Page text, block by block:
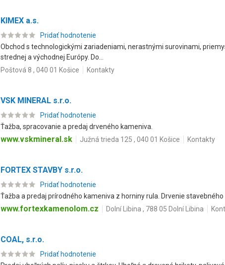
KIMEX a.s.
Pridať hodnotenie
Obchod s technologickými zariadeniami, nerastnými surovinami,
strednej a východnej Európy. Do...
Poštová 8 , 040 01 Košice
Kontakty
VSK MINERAL s.r.o.
Pridať hodnotenie
Ťažba, spracovanie a predaj drveného kameniva.
www.vskmineral.sk Južná trieda 125 , 040 01 Košice Kontakty
FORTEX STAVBY s.r.o.
Pridať hodnotenie
Ťažba a predaj prírodného kameniva z horniny rula. Drvenie
www.fortexkamenolom.cz Dolní Libina , 788 05 Dolní Libina
COAL, s.r.o.
Pridať hodnotenie